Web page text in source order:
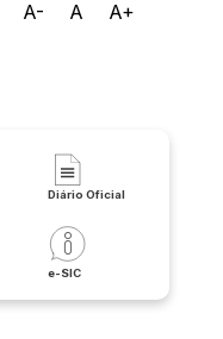
A- A A+
Diário Oficial
e-SIC